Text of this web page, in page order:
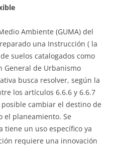
Ambiente (GUMA) del
una Instrucción ( la
suelos catalogados como
General de Urbanismo
busca resolver, según la
los artículos 6.6.6 y 6.6.7
cambiar el destino de
el planeamiento. Se
tiene un uso específico ya
requiere una innovación